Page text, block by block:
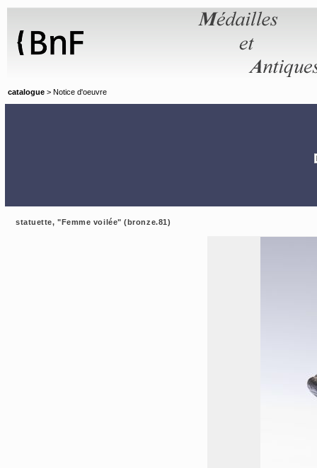
catalogue > Notice d'oeuvre
statuette, "Femme voilée" (bronze.81)